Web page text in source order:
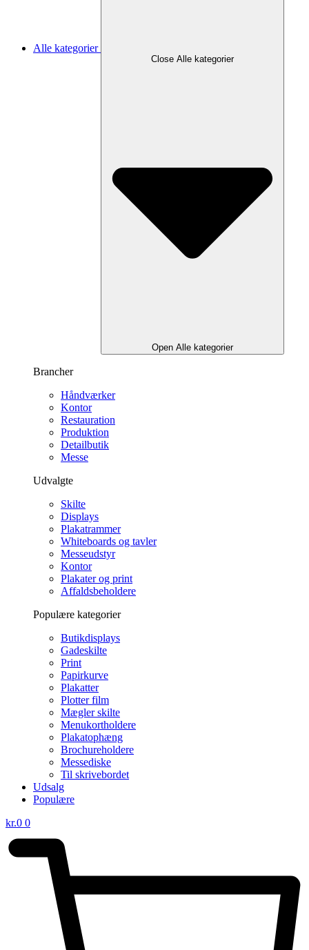
Alle kategorier
Close Alle kategorier
Open Alle kategorier
Brancher
Håndværker
Kontor
Restauration
Produktion
Detailbutik
Messe
Udvalgte
Skilte
Displays
Plakatrammer
Whiteboards og tavler
Messeudstyr
Kontor
Plakater og print
Affaldsbeholdere
Populære kategorier
Butikdisplays
Gadeskilte
Print
Papirkurve
Plakatter
Plotter film
Mægler skilte
Menukortholdere
Plakatophæng
Brochureholdere
Messediske
Til skrivebordet
Udsalg
Populære
kr.0 0